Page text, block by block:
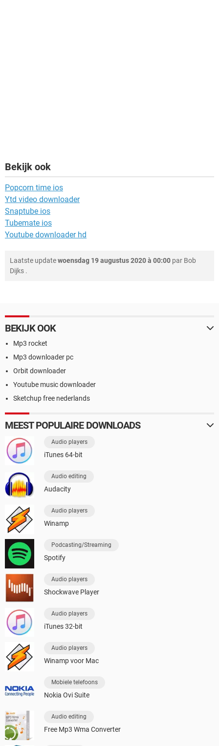
Bekijk ook
Popcorn time ios
Ytd video downloader
Snaptube ios
Tubemate ios
Youtube downloader hd
Laatste updatewoensdag 19 augustus 2020 à 00:00 par Bob
Dijks .
BEKIJK OOK
Mp3 rocket
Mp3 downloader pc
Orbit downloader
Youtube music downloader
Sketchup free nederlands
MEEST POPULAIRE DOWNLOADS
Audio players
iTunes 64-bit
Audio editing
Audacity
Audio players
Winamp
Podcasting/Streaming
Spotify
Audio players
Shockwave Player
Audio players
iTunes 32-bit
Audio players
Winamp voor Mac
Mobiele telefoons
Nokia Ovi Suite
Audio editing
Free Mp3 Wma Converter